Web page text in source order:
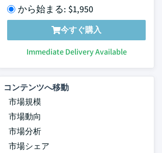
から始まる: $1,950
今すぐ購入
Immediate Delivery Available
コンテンツへ移動
市場規模
市場動向
市場分析
市場シェア